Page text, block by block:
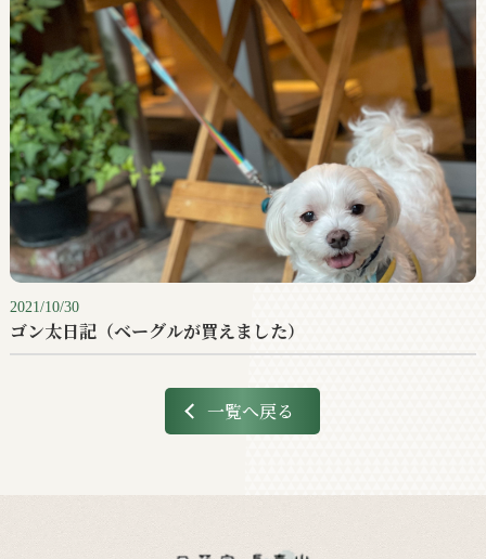
2021/10/30
ゴン太日記（ベーグルが買えました）
一覧へ戻る